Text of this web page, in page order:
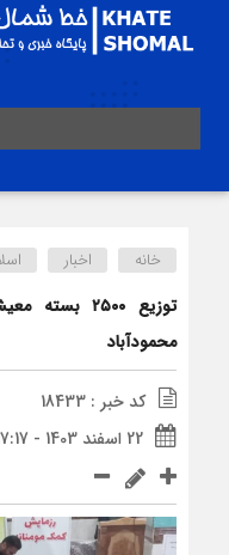
خانه اخبار
توزیع ۲۵۰۰
محمودآباد
کد خبر : 18433
22 اسفند 1403 - 17:17